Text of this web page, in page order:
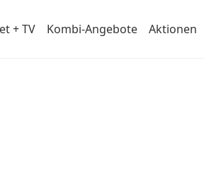
+ TV Kombi-Angebote Aktionen